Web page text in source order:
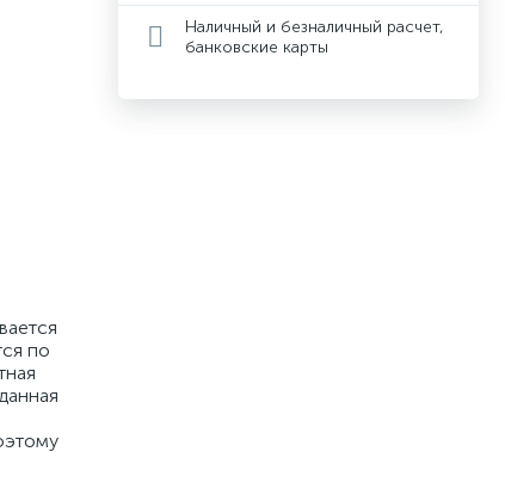
по
Наличный и безналичный расчет,
банковские карты